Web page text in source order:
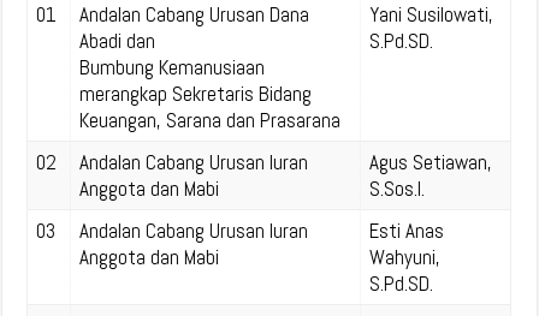
01
Andalan Cabang Urusan Dana
Abadi dan
Bumbung Kemanusiaan
merangkap Sekretaris Bidang
Keuangan, Sarana dan Prasarana
Yani Susilowati,
S.Pd.SD.
02
Andalan Cabang Urusan Iuran
Anggota dan Mabi
Agus Setiawan,
S.Sos.I.
03
Andalan Cabang Urusan Iuran
Anggota dan Mabi
Esti Anas
Wahyuni,
S.Pd.SD.